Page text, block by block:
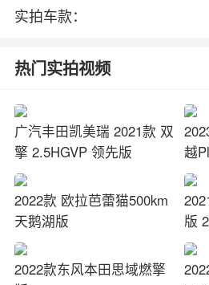
实拍车款：
热门实拍视频
广汽丰田凯美瑞 2021款 双
擎 2.5HGVP 领先版
越
2022款 欧拉芭蕾猫500km
天鹅湖版
版
2022款东风本田思域燃擎